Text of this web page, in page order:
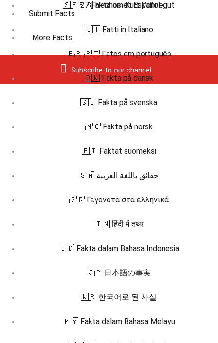
Submit Facts
More Facts
Subscribe to our channel
🇸🇪 27 Fakta om Kurt Vonnegut
🇪🇸 Hechos en Español
🇮🇹 Fatti in Italiano
🇧🇷 🇵🇹 Fatos em português
🇩🇰 Fakta på dansk
🇸🇪 Fakta på svenska
🇳🇴 Fakta på norsk
🇫🇮 Faktat suomeksi
🇸🇦 حقائق باللغة العربية
🇬🇷 Γεγονότα στα ελληνικά
🇮🇳 हिंदी में तथ्य
🇮🇩 Fakta dalam Bahasa Indonesia
🇯🇵 日本語の事実
🇰🇷 한국어로 된 사실
🇲🇾 Fakta dalam Bahasa Melayu